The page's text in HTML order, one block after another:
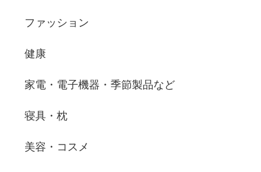
ファッション
健康
家電・電子機器・季節製品など
寝具・枕
美容・コスメ